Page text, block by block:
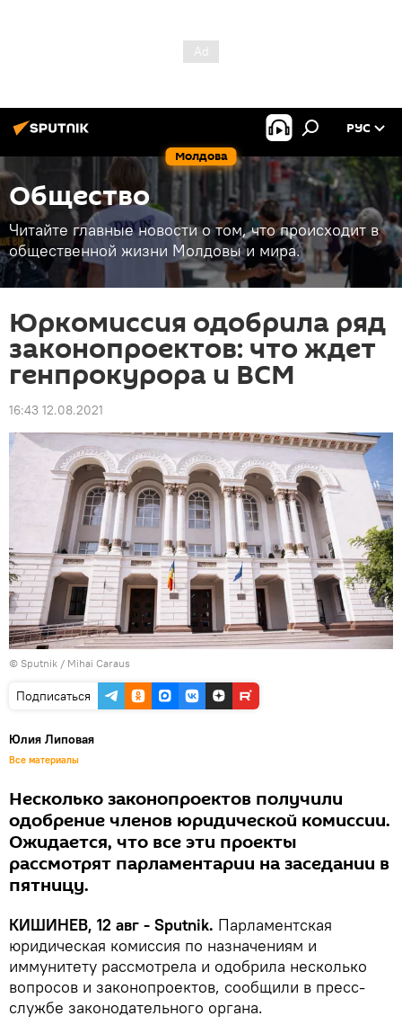
Молдова
РУС
Общество
Читайте главные новости о том, что происходит в
общественной жизни Молдовы и мира.
Юркомиссия одобрила ряд
законопроектов: что ждет
генпрокурора и ВСМ
16:43 12.08.2021
© Sputnik / Mihai Caraus
Подписаться
Юлия Липовая
Все материалы
Несколько законопроектов получили
одобрение членов юридической комиссии.
Ожидается, что все эти проекты
рассмотрят парламентарии на заседании в
пятницу.
КИШИНЕВ, 12 авг - Sputnik. Парламентская
юридическая комиссия по назначениям и
иммунитету рассмотрела и одобрила несколько
вопросов и законопроектов, сообщили в пресс-
службе законодательного органа.